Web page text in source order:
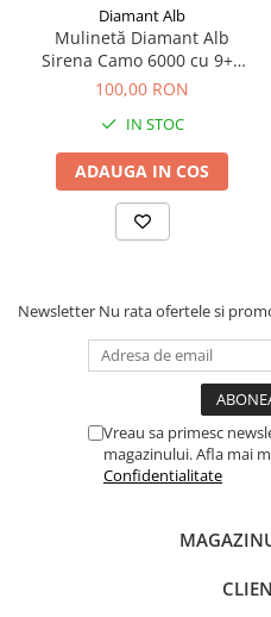
Capacitate Fir
Recomandări de Utilizare
Echipare:Optimă pentru
Medium-Heavy.
Ape vizate:Lacuri
Adaugă în coș Mulineta
Performanță fluidă și control
Diamant Alb
Mulinetă Diamant Alb
Sirena Camo 6000 cu 9+1
rulmenți
100,00 RON
IN STOC
ADAUGA IN COS
Newsletter Nu rata ofertele si
Vreau sa primesc
magazinului. Afla mai
Confidentialitate